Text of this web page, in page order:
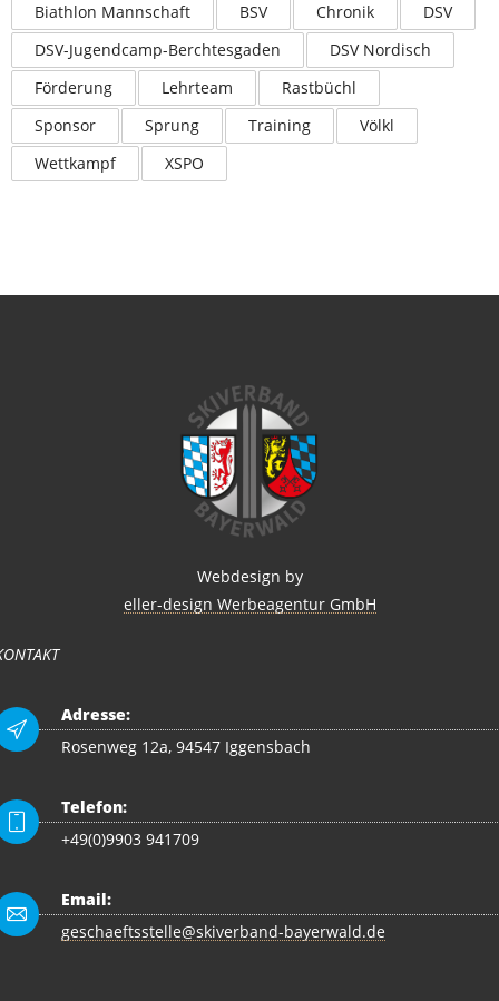
Biathlon Mannschaft BSV Chronik
DSV
DSV-Jugendcamp-Berchtesgaden
DSV Nordisch
Förderung
Lehrteam
Rastbüchl
Sponsor
Sprung Training
Völkl
Wettkampf
XSPO
Webdesign by
eller-design Werbeagentur GmbH
Adresse:
Rosenweg 12a, 94547 Iggensbach
Telefon:
+49(0)9903 941709
Email:
geschaeftsstelle@skiverband-bayerwald.de